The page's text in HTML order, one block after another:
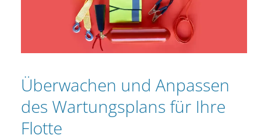
Überwachen und Anpassen
des Wartungsplans für Ihre
Flotte